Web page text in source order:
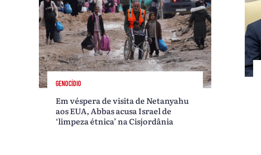
GENOCÍDIO
Em véspera de visita de Netanyahu
aos EUA, Abbas acusa Israel de
‘limpeza étnica’ na Cisjordânia